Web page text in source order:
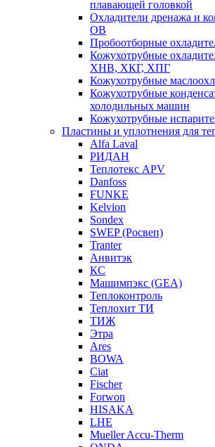
плавающей головкой
Охладители дренажа и
ОВ
Пробоотборные
Кожухотрубные
ХНВ, ХКГ, ХПГ
Кожухотрубные
Кожухотрубные
холодильных машин
Кожухотрубные
Пластины и уплотнения для
Alfa Laval
РИДАН
Теплотекс APV
Danfoss
FUNKE
Kelvion
Sondex
SWEP (Росвеп)
Tranter
Анвитэк
КС
Машимпэкс (GEA)
Теплоконтроль
Теплохит ТИ
ТИЖ
Этра
Ares
BOWA
Ciat
Fischer
Forwon
HISAKA
LHE
Mueller Accu-Therm